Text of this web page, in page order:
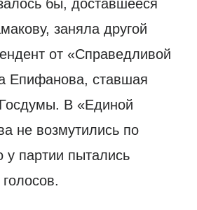
бы, доставшееся
заняла другой
от «Справедливой
Епифанова, ставшая
В «Единой
не возмутились по
у партии пытались